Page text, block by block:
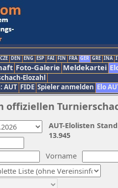
CZE DEN ENG ESP FAI FIN FRA GER GRE INA
Foto-Galerie Meldekartei
Elozahl
AUT FIDE Spieler anmelden Elo
Vorname
AUT-Elolisten
13.945